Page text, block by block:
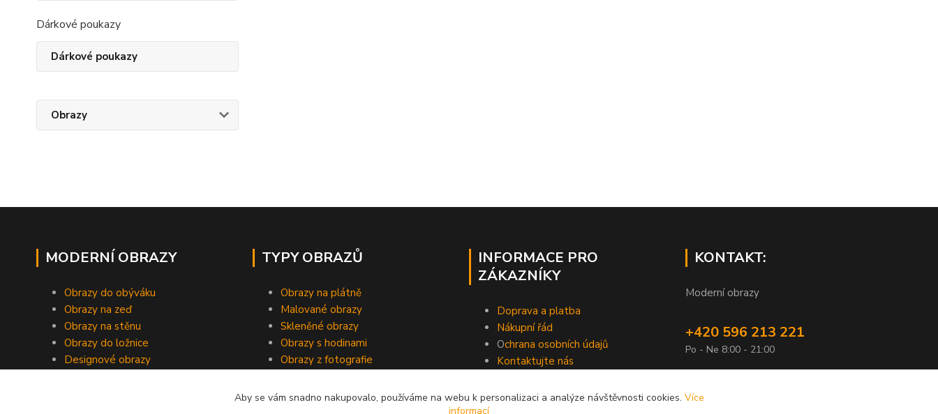
Dárkové poukazy
Dárkové poukazy
Obrazy
MODERNÍ OBRAZY
Obrazy do obýváku
Obrazy na zeď
Obrazy na stěnu
Obrazy do ložnice
Designové obrazy
TYPY OBRAZŮ
Obrazy na plátně
Malované obrazy
Skleněné obrazy
Obrazy s hodinami
Obrazy z fotografie
INFORMACE PRO
ZÁKAZNÍKY
Doprava a platba
Nákupní řád
Ochrana osobních údajů
Kontaktujte nás
KONTAKT:
Moderní obrazy
+420 596 213 221
Po - Ne 8:00 - 21:00
Aby se vám snadno nakupovalo, používáme na webu k personalizaci a analýze návštěvnosti cookies. Více
informací